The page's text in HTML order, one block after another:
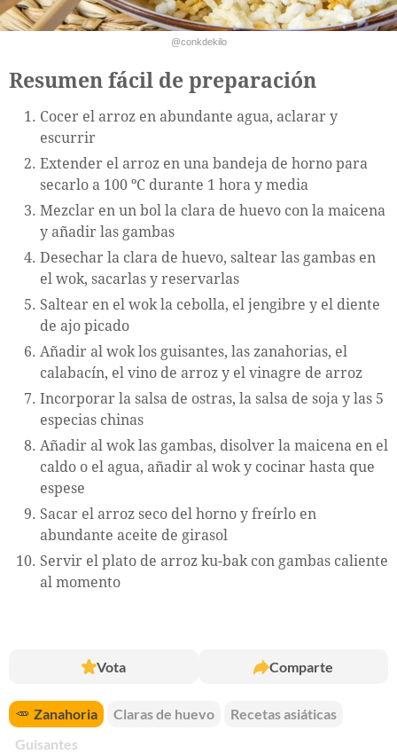
@conkdekilo
Resumen fácil de preparación
Cocer el arroz en abundante agua, aclarar y
escurrir
Extender el arroz en una bandeja de horno para
secarlo a 100 ºC durante 1 hora y media
Mezclar en un bol la clara de huevo con la maicena
y añadir las gambas
Desechar la clara de huevo, saltear las gambas en
el wok, sacarlas y reservarlas
Saltear en el wok la cebolla, el jengibre y el diente
de ajo picado
Añadir al wok los guisantes, las zanahorias, el
calabacín, el vino de arroz y el vinagre de arroz
Incorporar la salsa de ostras, la salsa de soja y las 5
especias chinas
Añadir al wok las gambas, disolver la maicena en el
caldo o el agua, añadir al wok y cocinar hasta que
espese
Sacar el arroz seco del horno y freírlo en
abundante aceite de girasol
Servir el plato de arroz ku-bak con gambas caliente
al momento
Vota Comparte
🥕 Zanahoria Claras de huevo
Recetas asiáticas
Guisantes